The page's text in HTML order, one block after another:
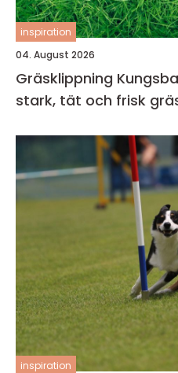
inspiration
04. August 2026
Gräsklippning
stark, tät och frisk
inspiration